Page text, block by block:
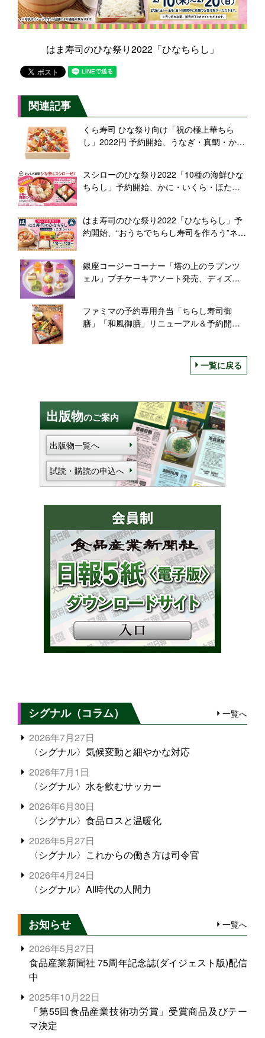
はま寿司のひな祭り2022「ひなちらし」
関連記事
くら寿司 ひな祭り向け「祝の極上華ちら
し」2022円 予約開始、うなぎ・真鯛・かに
スシローのひな祭り2022「10種の海鮮ひな
ちらし」予約開始、かに・いくら・ほたて
はま寿司のひな祭り2022「ひなちらし」予
約開始、“おうちでちらし寿司を作ろう”ネタ
銀座コージーコーナー「塔の上のラプンツ
ェル」プチケーキアソート発売、ディズニ
ファミマの予約専用弁当「ちらし寿司御
膳」「和風御膳」リニューアル＆予約開始/
一覧に戻る
出版物のご案内
出版物一覧へ
試読・購読の申込へ
シグナル（コラム） 一覧へ
2026年7月27日
〈シグナル〉気候変動と細やかな対応
2026年7月1日
〈シグナル〉水を飲むサッカー
2026年6月30日
〈シグナル〉食品ロスと温暖化
2026年5月27日
〈シグナル〉これからの働き方は司令官
2026年4月24日
〈シグナル〉AI時代の人間力
お知らせ 一覧へ
2026年5月27日
食品産業新聞社 75周年記念誌(ダイジェスト版)配信
中
2025年10月22日
「第55回食品産業技術功労賞」受賞商品及びテー
マ決定